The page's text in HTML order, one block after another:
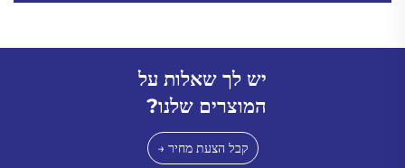
יש לך שאלות על
המוצרים שלנו?
קבל הצעת מחיר →